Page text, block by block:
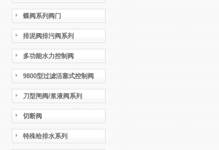
蝶阀系列阀门
排泥阀排污阀系列
多功能水力控制阀
9800型过滤活塞式控制阀
刀型闸阀/浆液阀系列
切断阀
特殊给排水系列